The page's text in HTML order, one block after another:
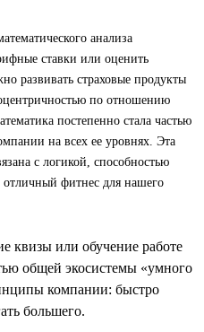
анализа
ставки или оценить
развивать страховые продукты
по отношению
постепенно стала частью
на всех ее уровнях. Эта
с логикой, способностью
фитнес для нашего
квизы или обучение работе
общей экосистемы «умного
компании: быстро
большего.